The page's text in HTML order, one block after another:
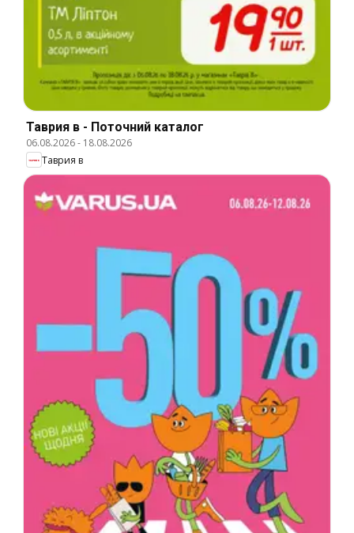
Таврия в - Поточний каталог
06.08.2026- 18.08.2026
Таврия в